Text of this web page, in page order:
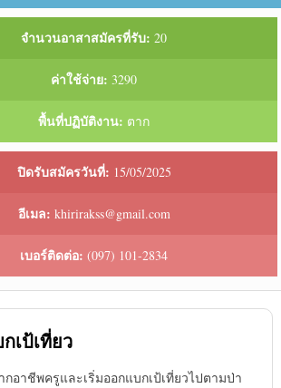
จำนวนอาสาสมัครที่รับ: 20
ค่าใช้จ่าย: 3290
พื้นที่ปฏิบัติงาน: ตาก
ปิดรับสมัครวันที่: 15/05/2025
อีเมล: khirirakss@gmail.com
เบอร์ติดต่อ: (097) 101-2834
เป้เที่ยว
อาชีพครูและเริ่มออกแบกเป้เที่ยวไปตามป่า